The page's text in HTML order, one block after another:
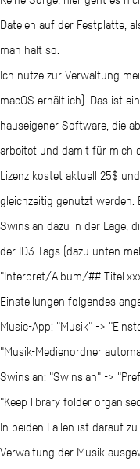
"File Management" -> Punkt
zur .XML-Datei eintragen
Danach wird diese
geladen.
Dateien auf der Festplatte,
man halt so.
Ich nutze zur Verwaltung
macOS erhältlich). Das ist
hauseigener Software, die
arbeitet und damit für mich
Lizenz kostet aktuell 25$
gleichzeitig genutzt werden.
Swinsian dazu in der Lage,
der ID3-Tags (dazu unten
"Interpret/Album/##
Einstellungen folgendes
Music-App: "Musik" ->
"Musik-Medienordner
Swinsian: "Swinsian" ->
"Keep library folder
In beiden Fällen ist darauf
Verwaltung der Musik